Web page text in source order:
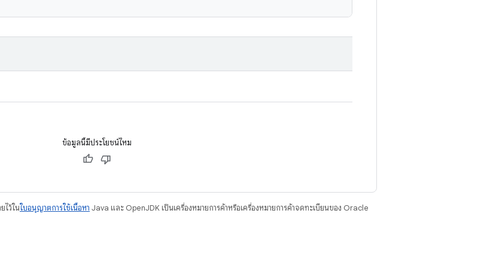
ข้อมูลนี้มีประโยชน์ไหม
ไว้ในใบอนุญาตการใช้เนื้อหา Java และ OpenJDK เป็นเครื่องหมายการค้าหรือเครื่องหมายการค้าจดทะเบียนของ Oracle